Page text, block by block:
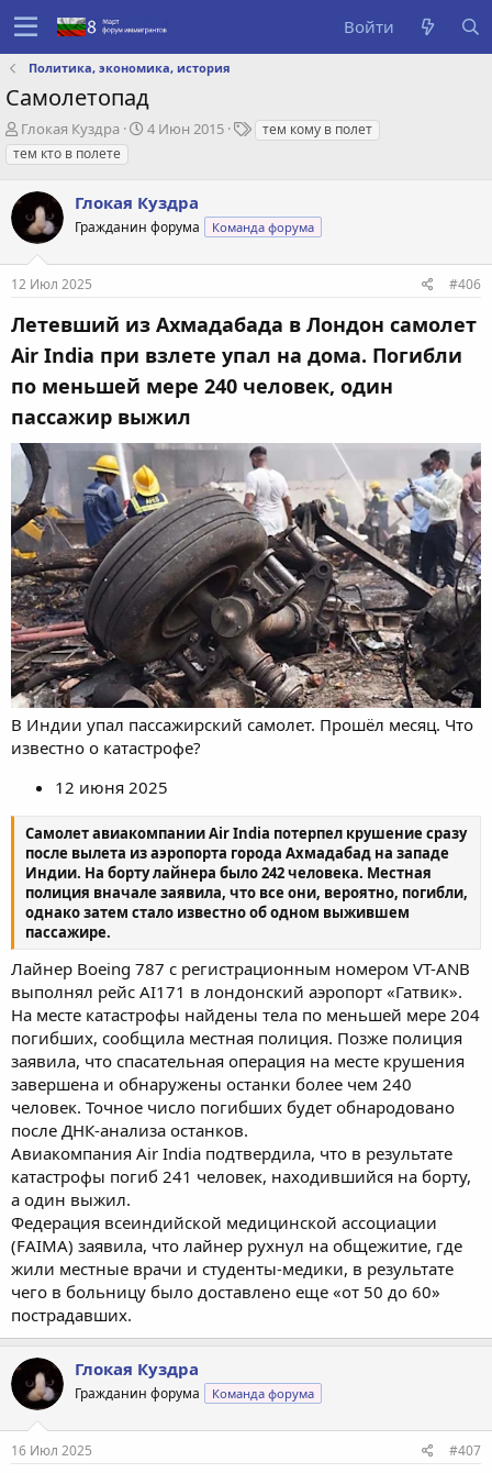
Войти
Политика, экономика, история
Самолетопад
А
в
т
р
т
е
м
ы
Глокая Куздра
Д
с
о
д
и
4 Июн 2015
Ттем кому в полет
тем кто в полете
Глокая Куздра
Гражданин форума Команда форума
12 Июл 2025 #406
Летевший из Ахмадабада в Лондон самолет
Air India при взлете упал на дома. Погибли
по меньшей мере 240 человек, один
пассажир выжил
В Индии упал пассажирский самолет. Прошёл месяц. Что
известно о катастрофе?
12 июня 2025
Самолет авиакомпании Air India потерпел крушение сразу
после вылета из аэропорта города Ахмадабад на западе
Индии. На борту лайнера было 242 человека. Местная
полиция вначале заявила, что все они, вероятно, погибли,
однако затем стало известно об одном выжившем
пассажире.
Лайнер Boeing 787 с регистрационным номером VT-ANB
выполнял рейс AI171 в лондонский аэропорт «Гатвик».
На месте катастрофы найдены тела по меньшей мере 204
погибших, сообщила местная полиция. Позже полиция
заявила, что спасательная операция на месте крушения
завершена и обнаружены останки более чем 240
человек. Точное число погибших будет обнародовано
после ДНК-анализа останков.
Авиакомпания Air India подтвердила, что в результате
катастрофы погиб 241 человек, находившийся на борту,
а один выжил.
Федерация всеиндийской медицинской ассоциации
(FAIMA) заявила, что лайнер рухнул на общежитие, где
жили местные врачи и студенты-медики, в результате
чего в больницу было доставлено еще «от 50 до 60»
пострадавших.
Глокая Куздра
Гражданин форума Команда форума
16 Июл 2025 #407